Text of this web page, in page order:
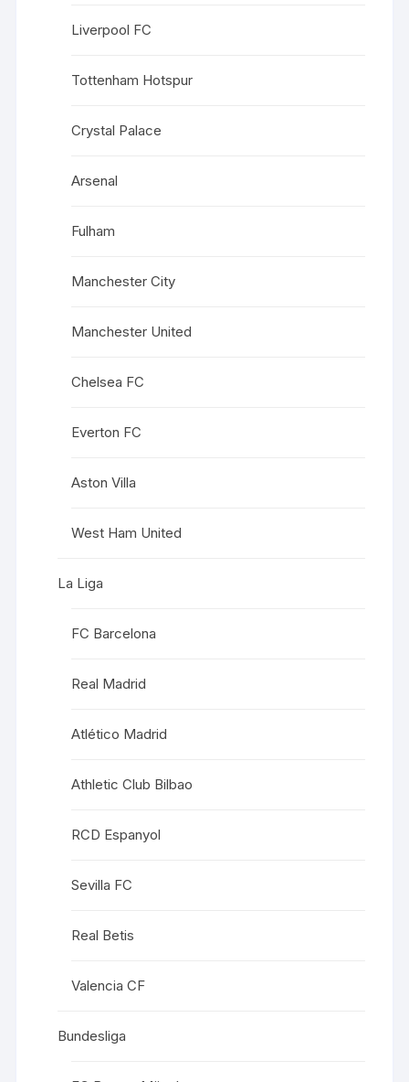
Liverpool FC
Tottenham Hotspur
Crystal Palace
Arsenal
Fulham
Manchester City
Manchester United
Chelsea FC
Everton FC
Aston Villa
West Ham United
La Liga
FC Barcelona
Real Madrid
Atlético Madrid
Athletic Club Bilbao
RCD Espanyol
Sevilla FC
Real Betis
Valencia CF
Bundesliga